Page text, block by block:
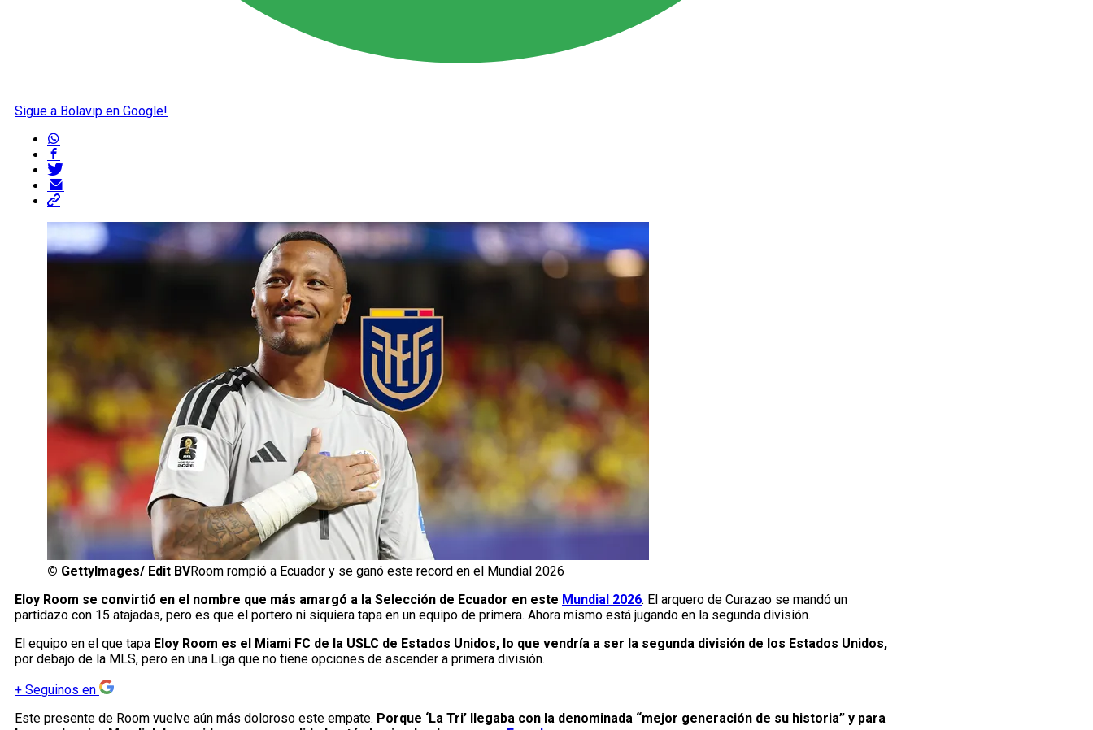
Sigue a Bolavip en Google!
© GettyImages/ Edit BVRoom rompió a Ecuador y se ganó este record en el Mundial 2026
Eloy Room se convirtió en el nombre que más amargó a la Selección de Ecuador en este Mundial 2026. El arquero de Curazao se mandó un
partidazo con 15 atajadas, pero es que el portero ni siquiera tapa en un equipo de primera. Ahora mismo está jugando en la segunda división.
El equipo en el que tapa Eloy Room es el Miami FC de la USLC de Estados Unidos, lo que vendría a ser la segunda división de los Estados Unidos,
por debajo de la MLS, pero en una Liga que no tiene opciones de ascender a primera división.
+ Seguinos en
Este presente de Room vuelve aún más doloroso este empate. Porque ‘La Tri’ llegaba con la denominada “mejor generación de su historia” y para